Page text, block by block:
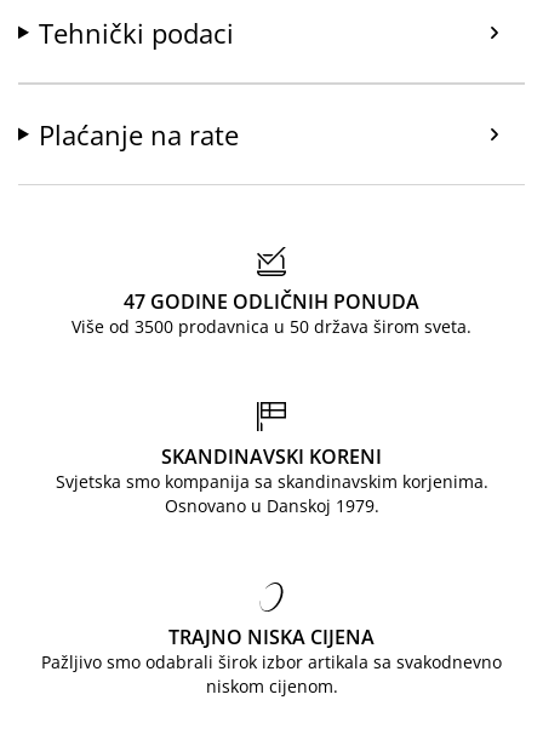
Tehnički podaci
Plaćanje na rate
47 GODINE ODLIČNIH PONUDA
Više od 3500 prodavnica u 50 država širom sveta.
SKANDINAVSKI KORENI
Svjetska smo kompanija sa skandinavskim korjenima.
Osnovano u Danskoj 1979.
TRAJNO NISKA CIJENA
Pažljivo smo odabrali širok izbor artikala sa svakodnevno
niskom cijenom.